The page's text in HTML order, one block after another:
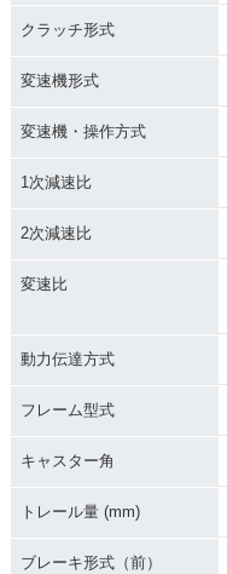
クラッチ形式
変速機形式
変速機・操作方式
1次減速比
2次減速比
変速比
動力伝達方式
フレーム型式
キャスター角
トレール量 (mm)
ブレーキ形式（前）